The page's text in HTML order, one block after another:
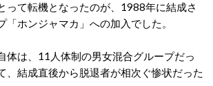
って転機となったのが、1988年に結成さ
「ホンジャマカ」への加入でした。
体は、11人体制の男女混合グループだっ
、結成直後から脱退者が相次ぐ惨状だった